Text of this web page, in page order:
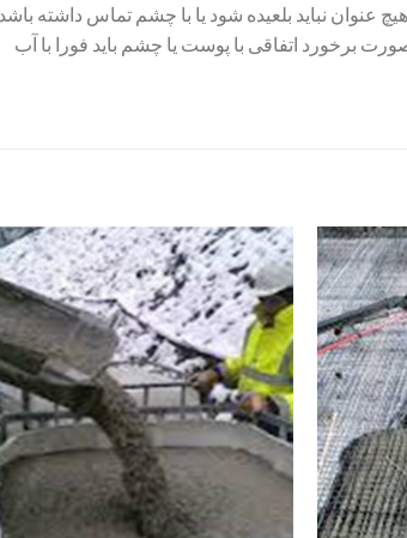
عنوان نباید بلعیده شود یا با چشم تماس داشته باشد
برخورد اتفاقی با پوست یا چشم باید فورا با آب
افزودن
به
علاقه
مندی
ها
افزودن
به
علاقه
مندی
ها